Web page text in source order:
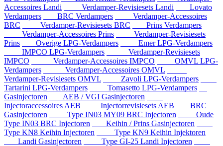
Accessoires Landi
Verdamper-Revisiesets Landi
Lovato
Verdampers
BRC Verdampers
Verdamper-Accessoires
BRC
Verdamper-Revisiesets BRC
Prins Verdampers
Verdamper-Accessoires Prins
Verdamper-Revisiesets
Prins
Overige LPG-Verdampers
Emer LPG-Verdampers
IMPCO LPG-Verdampers
Verdamper-Revisiesets
IMPCO
Verdamper-Accessoires IMPCO
OMVL LPG-
Verdampers
Verdamper-Accessoires OMVL
Verdamper-Revisiesets OMVL
Zavoli LPG-Verdampers
Tartarini LPG-Verdampers
Tomasetto LPG-Verdampers
Gasinjectoren
AEB / VGI Gasinjectoren
Injectoraccessoires AEB
Injectorrevisiesets AEB
BRC
Gasinjectoren
Type IN03 MY09 BRC Injectoren
Oude
Type IN03 BRC Injectoren
Keihin / Prins Gasinjectoren
Type KN8 Keihin Injectoren
Type KN9 Keihin Injektoren
Landi Gasinjectoren
Type GI-25 Landi Injectoren